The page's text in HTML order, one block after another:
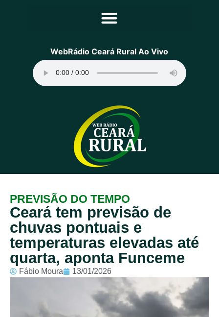
Principal
Programação
Equipe
Contato
Sobre
WebRádio Ceará Rural Ao Vivo
PREVISÃO DO TEMPO
Ceará tem previsão de
chuvas pontuais e
temperaturas elevadas até
quarta, aponta Funceme
Fábio Moura 13/01/2026